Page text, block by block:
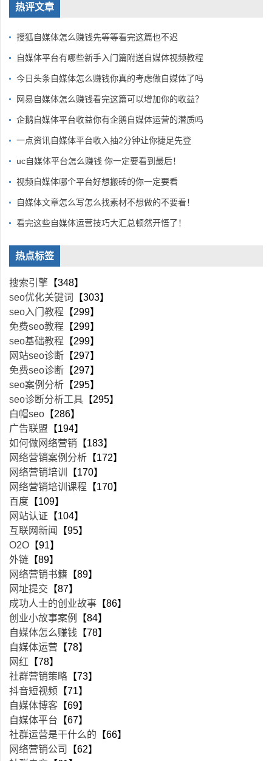
热评文章
搜狐自媒体怎么赚钱先等等看完这篇也不迟
自媒体平台有哪些新手入门篇附送自媒体视频教程
今日头条自媒体怎么赚钱你真的考虑做自媒体了吗
网易自媒体怎么赚钱看完这篇可以增加你的收益？
企鹅自媒体平台收益你有企鹅自媒体运营的潜质吗
一点资讯自媒体平台收入抽2分钟让你捷足先登
uc自媒体平台怎么赚钱 你一定要看到最后！
视频自媒体哪个平台好想搬砖的你一定要看
自媒体文章怎么写怎么找素材不想做的不要看！
看完这些自媒体运营技巧大汇总顿然开悟了！
热点标签
搜索引擎 【348】
seo优化关键词
【303】
seo入门教程 【299】
免费seo教程 【299】
seo基础教程 【299】
网站seo诊断 【297】
免费seo诊断 【297】
seo案例分析 【295】
seo诊断分析工具 【295】
白帽seo 【286】
广告联盟 【194】
如何做网络营销 【183】
网络营销案例分析 【172】
网络营销培训
【170】
网络营销培训课程 【170】
百度 【109】
网站认证 【104】
互联网新闻
【95】
O2O 【91】
外链 【89】
网络营销书籍 【89】
网址提交 【87】
成功人士的创业故事 【86】
创业小故事案例
【84】
自媒体怎么赚钱 【78】
自媒体运营 【78】
网红 【78】
社群营销策略 【73】
抖音短视频 【71】
自媒体博客 【69】
自媒体平台 【67】
社群运营是干什么的 【66】
网络营销公司
【62】